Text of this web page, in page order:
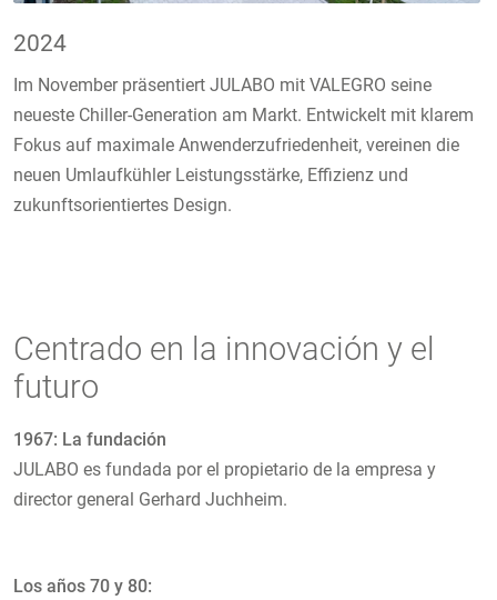
2024
Im November präsentiert JULABO mit VALEGRO seine
neueste Chiller-Generation am Markt. Entwickelt mit klarem
Fokus auf maximale Anwenderzufriedenheit, vereinen die
neuen Umlaufkühler Leistungsstärke, Effizienz und
zukunftsorientiertes Design.
Centrado en la innovación y el
futuro
1967: La fundación
JULABO es fundada por el propietario de la empresa y
director general Gerhard Juchheim.
Los años 70 y 80: